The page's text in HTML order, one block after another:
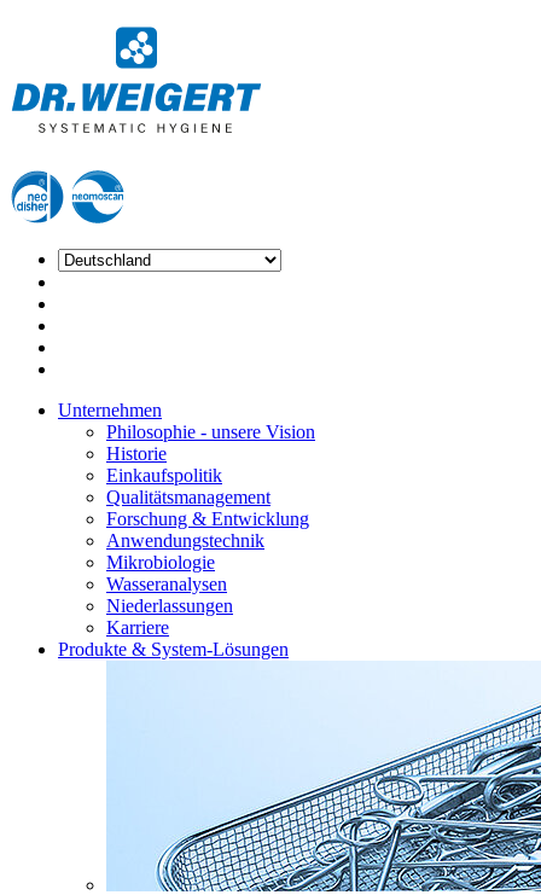
Unternehmen
Philosophie - unsere Vision
Historie
Einkaufspolitik
Qualitätsmanagement
Forschung & Entwicklung
Anwendungstechnik
Mikrobiologie
Wasseranalysen
Niederlassungen
Karriere
Produkte & System-Lösungen